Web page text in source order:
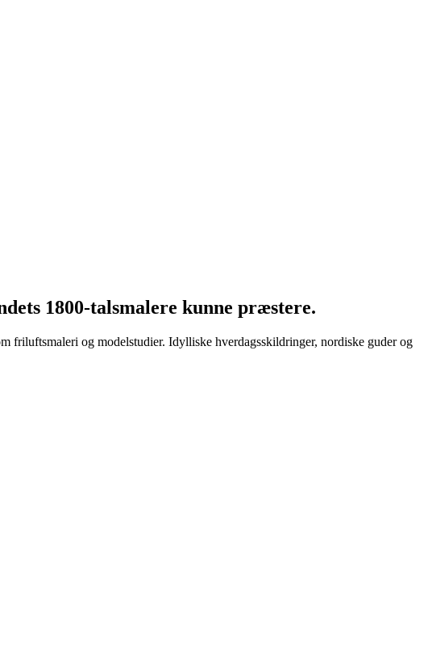
1800-talsmalere kunne præstere.
friluftsmaleri og modelstudier. Idylliske hverdagsskildringer, nordiske guder og